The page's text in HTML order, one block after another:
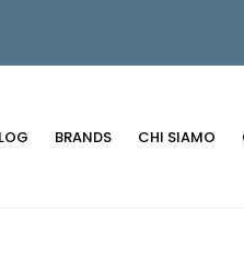
BRANDS CHI SIAMO